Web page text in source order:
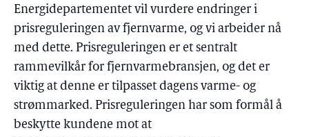
Energidepartementet vil vurdere endringer i
prisreguleringen av fjernvarme, og vi arbeider nå
med dette. Prisreguleringen er et sentralt
rammevilkår for fjernvarmebransjen, og det er
viktig at denne er tilpasset dagens varme- og
strømmarked. Prisreguleringen har som formål å
beskytte kundene mot at